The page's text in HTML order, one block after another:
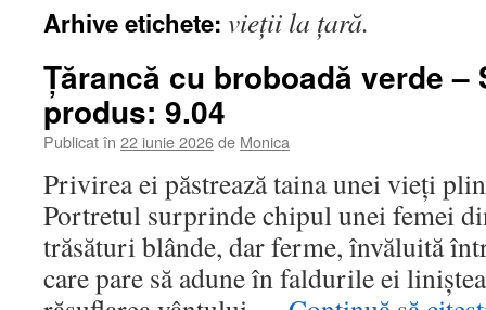
Arhive etichete: vieții la țară.
Țărancă cu broboadă verde –
produs: 9.04
Publicat în 22 iunie 2026de Monica
Privirea ei păstrează taina unei vieți
Portretul surprinde chipul unei femei
trăsături blânde, dar ferme, învăluită
care pare să adune în faldurile ei